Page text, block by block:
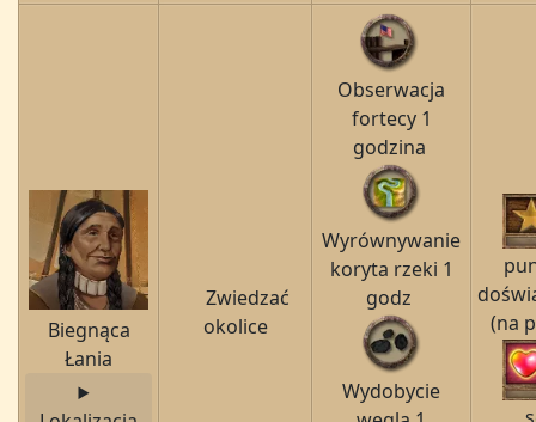
Biegnąca
Łania
Zwiedzać
okolice
Obserwacja
fortecy 1
godzina
Wyrównywanie
koryta rzeki 1
godz
Wydobycie
(na